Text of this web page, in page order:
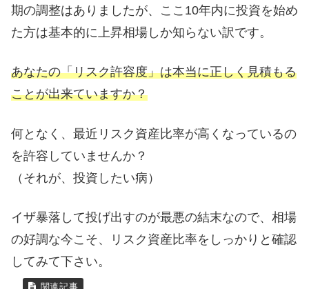
期の調整はありましたが、ここ10年内に投資を始め
た方は基本的に上昇相場しか知らない訳です。
あなたの「リスク許容度」は本当に正しく見積もる
ことが出来ていますか？
何となく、最近リスク資産比率が高くなっているの
を許容していませんか？
（それが、投資したい病）
イザ暴落して投げ出すのが最悪の結末なので、相場
の好調な今こそ、リスク資産比率をしっかりと確認
してみて下さい。